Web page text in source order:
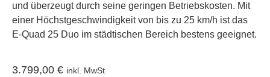
und überzeugt durch seine geringen Betriebskosten. Mit
einer Höchstgeschwindigkeit von bis zu 25 km/h ist das
E-Quad 25 Duo im städtischen Bereich bestens geeignet.
3.799,00 € inkl. MwSt